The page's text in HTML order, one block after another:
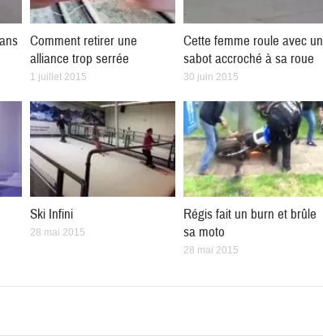
Comment retirer une
alliance trop serrée
1 juillet 2015
Cette femme roule avec un
sabot accroché à sa roue
30 juin 2015
Ski Infini
28 mai 2015
Régis fait un burn et brûle
sa moto
28 mai 2015